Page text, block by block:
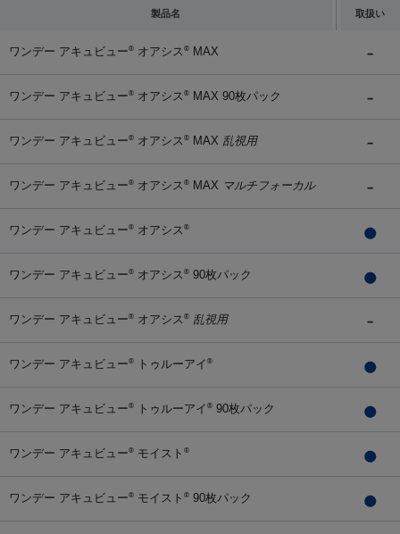
製品名 取扱い
ワンデー アキュビュー® オアシス ® MAX
ワンデー アキュビュー® オアシス ® MAX 90枚パック
ワンデー アキュビュー® オアシス ® MAX 乱視用
ワンデー アキュビュー® オアシス ® MAX マルチフォーカル
ワンデー アキュビュー® オアシス ®
ワンデー アキュビュー® オアシス ® 90枚パック
ワンデー アキュビュー® オアシス ® 乱視用
ワンデー アキュビュー® トゥルーアイ ®
ワンデー アキュビュー® トゥルーアイ ® 90枚パック
ワンデー アキュビュー® モイスト ®
ワンデー アキュビュー® モイスト ® 90枚パック